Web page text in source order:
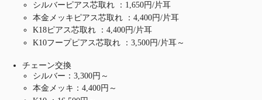
シルバーピアス芯取れ ：1,650円/片耳
本金メッキピアス芯取れ ：4,400円/片耳
K18ピアス芯取れ ：4,400円/片耳
K10フープピアス芯取れ ：3,500円/片耳～
チェーン交換
シルバー：3,300円～
本金メッキ：4,400円～